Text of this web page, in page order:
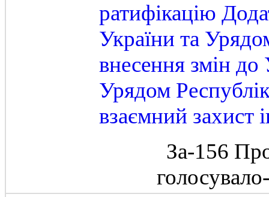
ратифікацію
України та
внесення змін
Урядом
взаємний захист
За-156